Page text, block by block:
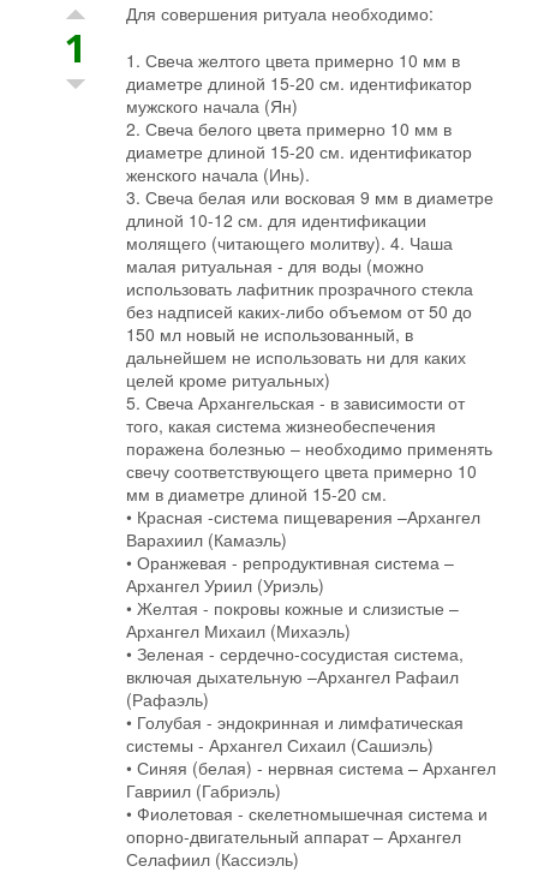
1
Для совершения ритуала необходимо:
1. Свеча желтого цвета примерно 10 мм в
диаметре длиной 15-20 см. идентификатор
мужского начала (Ян)
2. Свеча белого цвета примерно 10 мм в
диаметре длиной 15-20 см. идентификатор
женского начала (Инь).
3. Свеча белая или восковая 9 мм в диаметре
длиной 10-12 см. для идентификации
молящего (читающего молитву). 4. Чаша
малая ритуальная - для воды (можно
использовать лафитник прозрачного стекла
без надписей каких-либо объемом от 50 до
150 мл новый не использованный, в
дальнейшем не использовать ни для каких
целей кроме ритуальных)
5. Свеча Архангельская - в зависимости от
того, какая система жизнеобеспечения
поражена болезнью – необходимо применять
свечу соответствующего цвета примерно 10
мм в диаметре длиной 15-20 см.
• Красная -система пищеварения –Архангел
Варахиил (Камаэль)
• Оранжевая - репродуктивная система –
Архангел Уриил (Уриэль)
• Желтая - покровы кожные и слизистые –
Архангел Михаил (Михаэль)
• Зеленая - сердечно-сосудистая система,
включая дыхательную –Архангел Рафаил
(Рафаэль)
• Голубая - эндокринная и лимфатическая
системы - Архангел Сихаил (Сашиэль)
• Синяя (белая) - нервная система – Архангел
Гавриил (Габриэль)
• Фиолетовая - скелетномышечная система и
опорно-двигательный аппарат – Архангел
Селафиил (Кассиэль)